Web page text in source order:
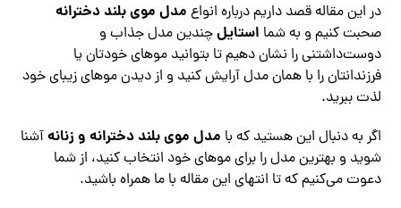
در این مقاله قصد داریم درباره انواع مدل موی بلند دخترانه
صحبت کنیم و به شما استایلچندین مدل جذاب و
دوست‌داشتنی را نشان دهیم تا بتوانید موهای خودتان یا
فرزندانتان را با همان مدل آرایش کنید و از دیدن موهای زیبای خود
لذت ببرید.
اگر به دنبال این هستید که با مدل موی بلند دخترانه و زنانهآشنا
شوید و بهترین مدل را برای موهای خود انتخاب کنید، از شما
دعوت می‌کنیم که تا انتهای این مقاله با ما همراه باشید.